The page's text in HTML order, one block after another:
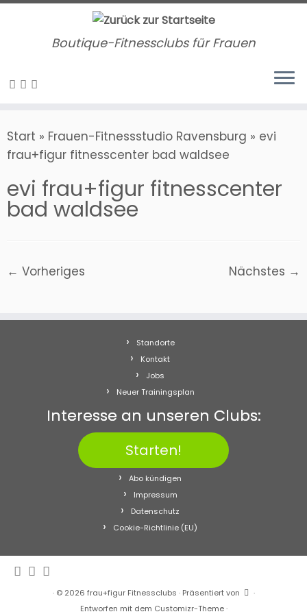
Zum
Boutique-Fitnessclubs für Frauen
Start » Frauen-Fitnessstudio Ravensburg » evi
frau+figur fitnesscenter bad waldsee
evi frau+figur fitnesscenter
bad waldsee
← Vorheriges Nächstes →
Standorte
Kontakt
Jobs
Neuer Trainingsplan
Interesse an unseren Clubs:
Starten!
Abo kündigen
Impressum
Datenschutz
Cookie-Richtlinie (EU)
· © 2026 frau+figur Fitnessclubs · Präsentiert von
·
Entworfen mit dem Customizr-Theme·